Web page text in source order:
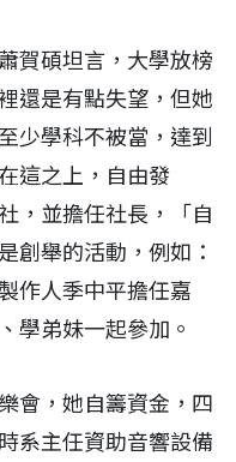
賀碩坦言，大學放榜
還是有點失望，但她
少學科不被當，達到
這之上，自由發
，並擔任社長，「自
創舉的活動，例如：
作人季中平擔任嘉
學弟妹一起參加。
會，她自籌資金，四
系主任資助音響設備